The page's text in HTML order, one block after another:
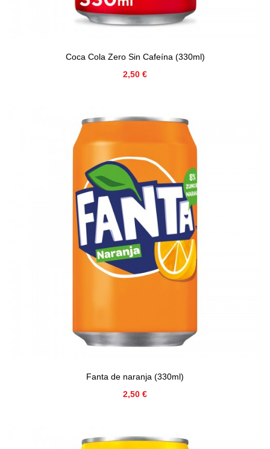
Coca Cola Zero Sin Cafeína (330ml)
Precio
2,50 €
Fanta de naranja (330ml)
Precio
2,50 €